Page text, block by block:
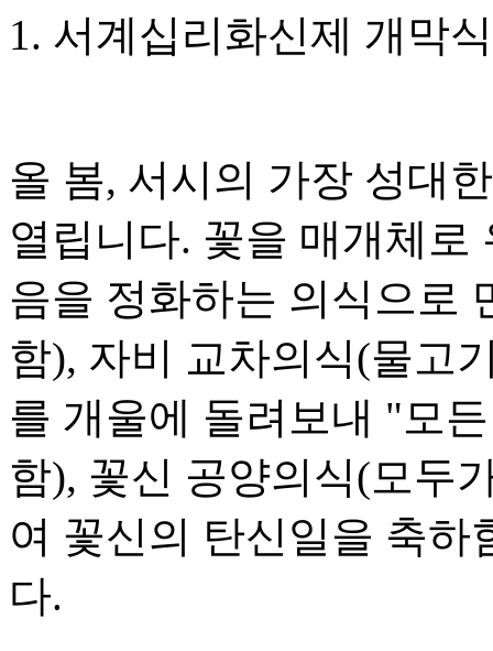
1. 서계십리화신제 개막
올 봄, 서시의 가장 성대
열립니다. 꽃을 매개체로
음을 정화하는 의식으로
함), 자비 교차의식(물고
를 개울에 돌려보내 "모
함), 꽃신 공양의식(모두
여 꽃신의 탄신일을 축하
다.